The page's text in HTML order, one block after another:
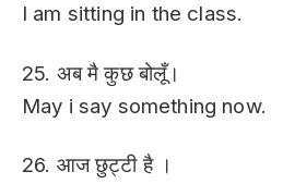
I am sitting in the class.
25. अब मै कुछ बोलूँ।
May i say something now.
26. आज छुट्टी है ।